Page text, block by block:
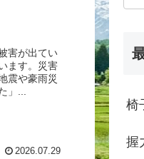
害が出てい
ます。災害
震や豪雨災
」...
2026.07.29
椅
握